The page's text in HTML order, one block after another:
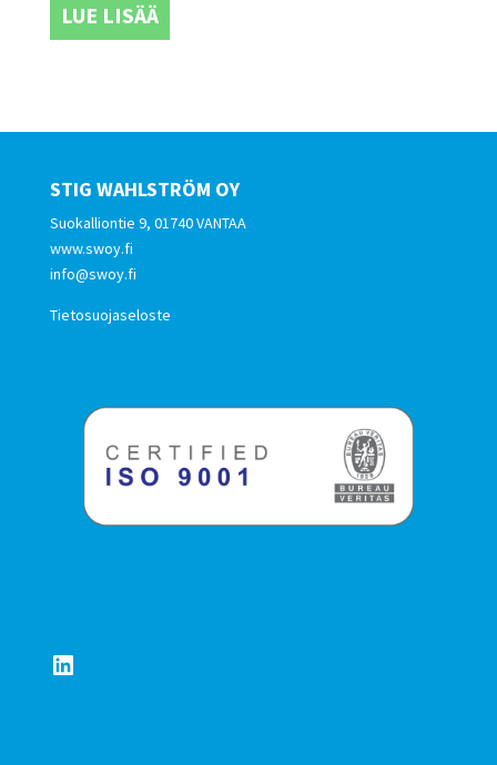
LUE LISÄÄ
STIG WAHLSTRÖM OY
Suokalliontie 9, 01740 VANTAA
www.swoy.fi
info@swoy.fi
Tietosuojaseloste
LinkedIn